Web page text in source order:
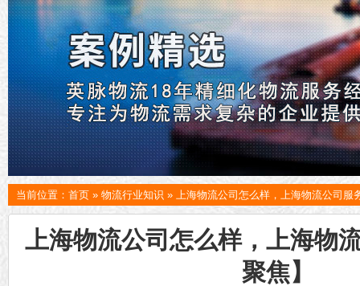
当前位置： 首页 » 物流行业知识 » 上海物流公司怎么样，上海物流公司服
上海物流公司怎么样，上海物
聚焦】